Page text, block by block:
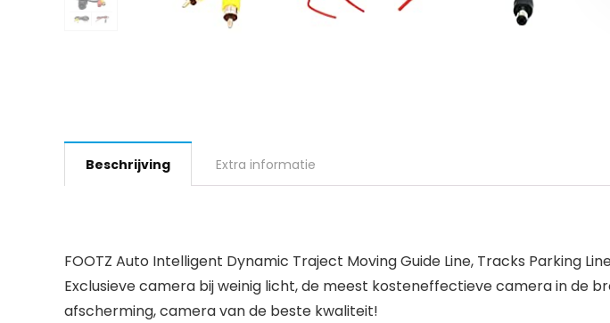
Beschrijving Extra informatie
FOOTZ Auto Intelligent Dynamic Traject Moving Guide Line, Tracks Parking
Exclusieve camera bij weinig licht, de meest kosteneffectieve camera in
afscherming, camera van de beste kwaliteit!